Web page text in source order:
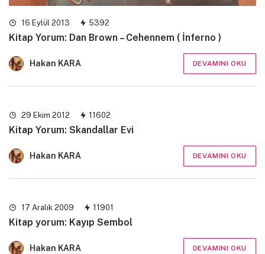
16 Eylül 2013 5392
Kitap Yorum: Dan Brown – Cehennem ( İnferno )
Hakan KARA DEVAMINI OKU
29 Ekim 2012 11602
Kitap Yorum: Skandallar Evi
Hakan KARA DEVAMINI OKU
17 Aralık 2009 11901
Kitap yorum: Kayıp Sembol
Hakan KARA DEVAMINI OKU